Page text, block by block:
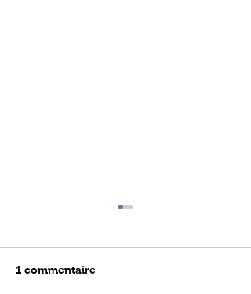
1 commentaire